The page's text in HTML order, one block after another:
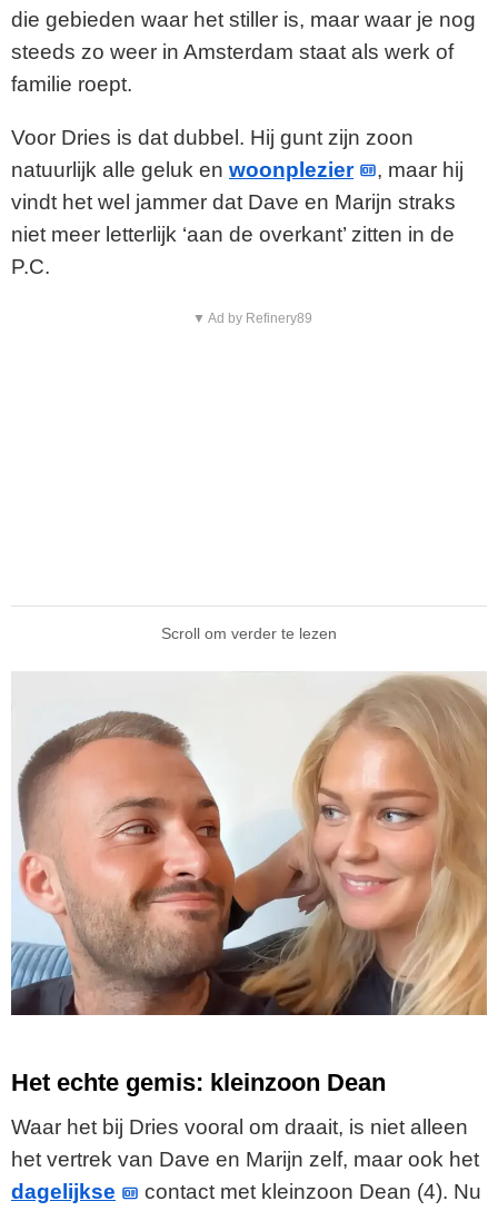
die gebieden waar het stiller is, maar waar je nog
steeds zo weer in Amsterdam staat als werk of
familie roept.
Voor Dries is dat dubbel. Hij gunt zijn zoon
natuurlijk alle geluk en woonplezier
, maar hij
vindt het wel jammer dat Dave en Marijn straks
niet meer letterlijk ‘aan de overkant’ zitten in de
P.C.
▼ Ad by Refinery89
Scroll om verder te lezen
Het echte gemis: kleinzoon Dean
Waar het bij Dries vooral om draait, is niet alleen
het vertrek van Dave en Marijn zelf, maar ook het
dagelijkse
contact met kleinzoon Dean (4). Nu